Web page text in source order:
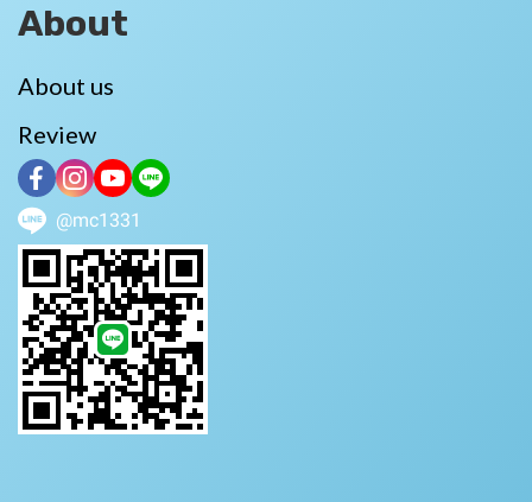
About
About us
Review
@mc1331